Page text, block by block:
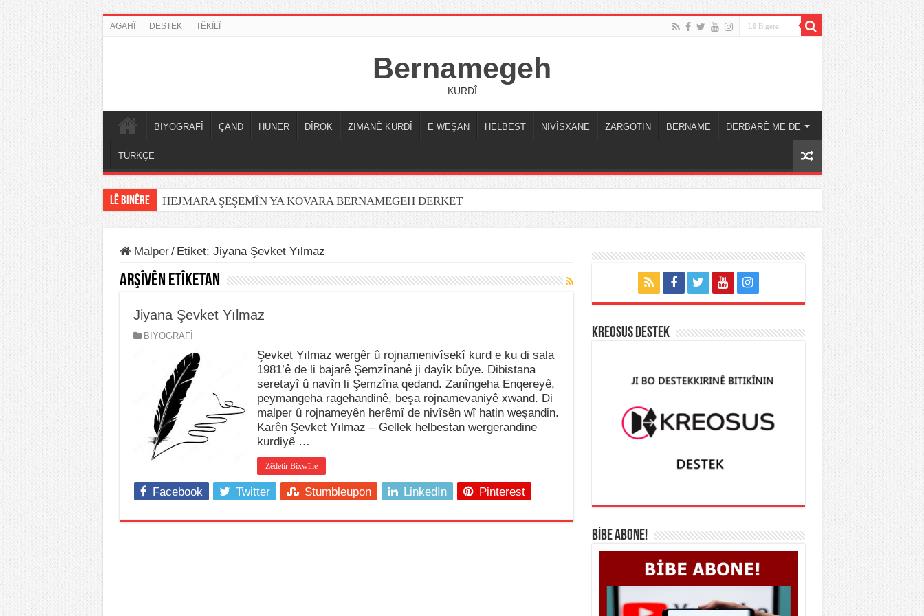
AGAHÎ DESTEK TÊKÎLÎ
Bernamegeh
KURDÎ
BİYOGRAFÎ ÇAND HUNER DÎROK ZIMANÊ KURDÎ E WEŞAN HELBEST NIVÎSXANE ZARGOTIN BERNAME DERBARÊ ME DE
TÜRKÇE
LÊ BINÊRE HEJMARA ŞEŞEMÎN YA KOVARA BERNAMEGEH DERKET
Malper/ Etiket: Jiyana Şevket Yılmaz
Arşîvên Etîketan
Jiyana Şevket Yılmaz
BİYOGRAFÎ
Şevket Yılmaz wergêr û rojnamenivîsekî kurd e ku di sala
1981’ê de li bajarê Şemzînanê ji dayîk bûye. Dibistana
seretayî û navîn li Şemzîna qedand. Zanîngeha Enqereyê,
peymangeha ragehandinê, beşa rojnamevaniyê xwand. Di
malper û rojnameyên herêmî de nivîsên wî hatin weşandin.
Karên Şevket Yılmaz – Gellek helbestan wergerandine
kurdiyê …
Zêdetir Bixwîne
Facebook Twitter Stumbleupon LinkedIn Pinterest
KREOSUS DESTEK
BİBE ABONE!